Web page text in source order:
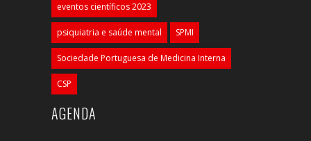
eventos científicos 2023
psiquiatria e saúde mental SPMI
Sociedade Portuguesa de Medicina Interna
CSP
AGENDA